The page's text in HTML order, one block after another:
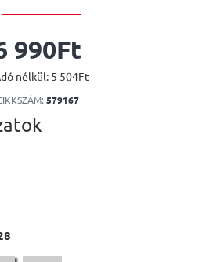
990Ft
nélkül: 5 504Ft
579167